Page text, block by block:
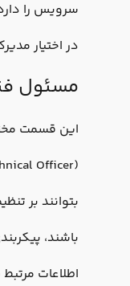
سرویس را
در اختیار
مسئول
این قسمت
بتوانند بر
باشند،
اطلاعات